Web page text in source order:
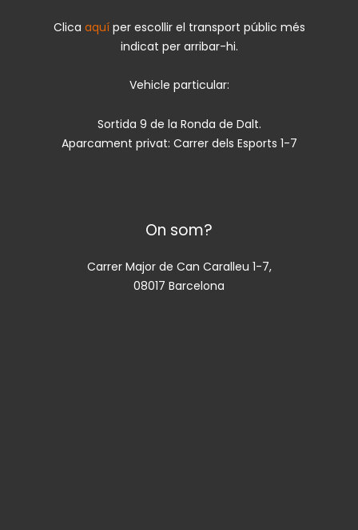
Clica aquí per escollir el transport públic més
indicat per arribar-hi.
Vehicle particular:
Sortida 9 de la Ronda de Dalt.
Aparcament privat: Carrer dels Esports 1-7
On som?
Carrer Major de Can Caralleu 1-7,
08017 Barcelona